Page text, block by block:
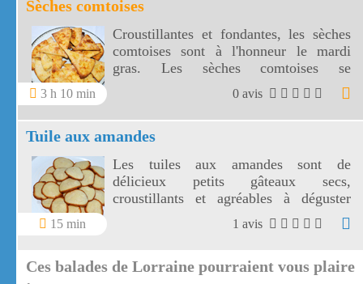
fer.
Sèches comtoises
3 h 10 min
Croustillantes et fondantes, les sèches
comtoises sont à l'honneur le mardi
gras. Les sèches comtoises se
conservent facilement dans une boîte
0 avis
Tuile aux amandes
15 min
Les tuiles aux amandes sont de
délicieux petits gâteaux secs,
croustillants et agréables à déguster
avec une mousse au chocolat, une
coupe de glace ou un café. Les tuiles
dans une boîte en fer et peuvent être
1 avis
Ces balades de Lorraine pourraient vous plaire